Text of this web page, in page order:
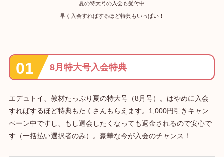
夏の特大号の入会も受付中
早く入会すればするほど特典もいっぱい！
8月特大号入会特典
エデュトイ、教材たっぷり夏の特大号（8月号）。はやめに入会
すればするほど特典もたくさんもらえます。1,000円引きキャン
ペーン中ですし、もし退会したくなっても返金されるので安心で
す（一括払い選択者のみ）。豪華な今が入会のチャンス！